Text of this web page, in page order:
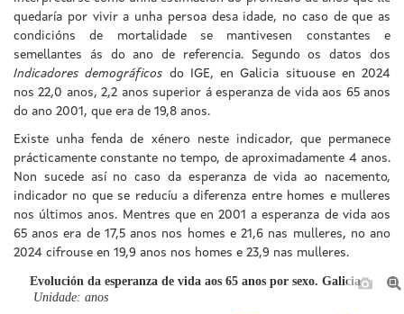
quedaría por vivir a unha persoa desa idade, no caso de que as
condicións de mortalidade se mantivesen constantes e
semellantes ás do ano de referencia. Segundo os datos dos
Indicadores demográficos do IGE, en Galicia situouse en 2024
nos 22,0 anos, 2,2 anos superior á esperanza de vida aos 65 anos
do ano 2001, que era de 19,8 anos.
Existe unha fenda de xénero neste indicador, que permanece
prácticamente constante no tempo, de aproximadamente 4 anos.
Non sucede así no caso da esperanza de vida ao nacemento,
indicador no que se reducíu a diferenza entre homes e mulleres
nos últimos anos. Mentres que en 2001 a esperanza de vida aos
65 anos era de 17,5 anos nos homes e 21,6 nas mulleres, no ano
2024 cifrouse en 19,9 anos nos homes e 23,9 nas mulleres.
Evolución da esperanza de vida aos 65 anos por sexo. Galicia
Unidade: anos